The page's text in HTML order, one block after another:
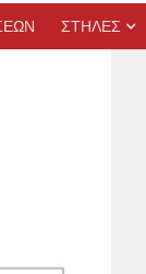
ΣΤΗΛΕΣ